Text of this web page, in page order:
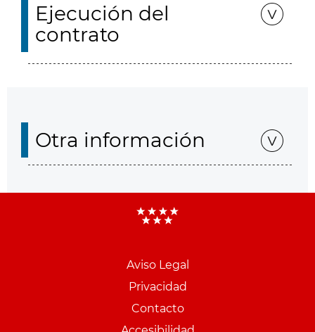
Ejecución del
contrato
Otra información
Aviso Legal
Privacidad
Contacto